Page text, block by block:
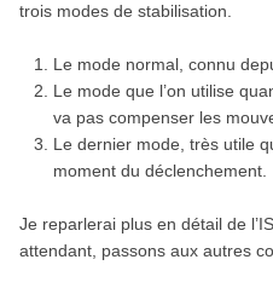
trois modes de stabilisation.
Le mode normal, connu
Le mode que l’on utilise
va pas compenser les
Le dernier mode, très utile
moment du déclenchement.
Je reparlerai plus en détail de
attendant, passons aux autres